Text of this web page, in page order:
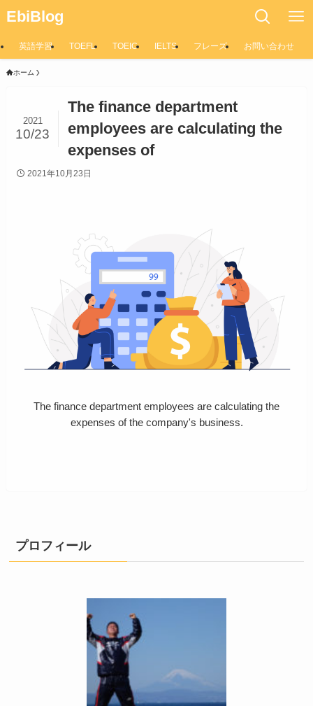
EbiBlog
英語学習 TOEFL TOEIC IELTS フレーズ お問い合わせ
ホーム
The finance department
employees are calculating the
expenses of
2021
10/23
2021年10月23日
The finance department employees are calculating the
expenses of the company's business.
プロフィール